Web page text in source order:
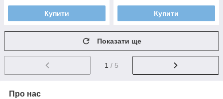
Купити Купити
Показати ще
1 / 5
Про нас